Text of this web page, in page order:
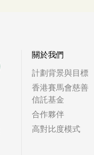
關於我們
計劃背景與目標
香港賽馬會慈善
信託基金
合作夥伴
高對比度模式